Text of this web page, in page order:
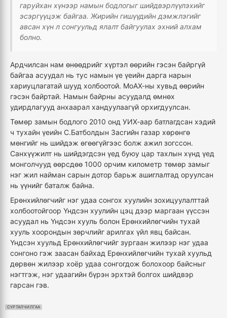
гаруйхан хүнээр намын бодлогыг шийдвэрлүүлэхийг
эсэргүүцэж байгаа. Жирийн гишүүдийн дэмжлэгийг
авсан хүн л сонгуульд ялалт байгуулах эхний алхам
болно.
Ардчилсан нам өнөөдрийг хүртэл өөрийн гэсэн байргүй
байгаа асуудал нь тус намын үе үеийн дарга нарын
хариуцлагатай шууд холбоотой. МоАХ-ны хувьд өөрийн
гэсэн байртай. Намын байрны асуудалд өмнөх
удирдлагууд анхаарал хандуулаагүй орхигдуулсан.
Төмөр замын бодлого 2010 онд УИХ-аар батлагдсан хэдий
ч тухайн үеийн С.Батболдын Засгийн газар хөрөнгө
мөнгийг нь шийдэж өгөөгүйгээс болж ажил зогссон.
Санхүүжилт нь шийдэгдсэн үед буюу цар тахлын хүнд үед
монголчууд өөрсдөө 1000 орчим километр төмөр замыг
нэг жил найман сарын дотор барьж ашиглалтад оруулсан
нь үүнийг баталж байна.
Ерөнхийлөгчийг нэг удаа сонгох хуулийн зохицуулалттай
холбоотойгоор Үндсэн хуулийн цэц дээр маргаан үүссэн
асуудал нь Үндсэн хууль болон Ерөнхийлөгчийн тухай
хууль хоорондын зөрчлийг арилгах үйл явц байсан.
Үндсэн хуульд Ерөнхийлөгчийг зургаан жилээр нэг удаа
сонгоно гэж заасан байхад Ерөнхийлөгчийн тухай хуульд
дөрвөн жилээр хоёр удаа сонгогдож болохоор байсныг
нэгтгэж, нэг удаагийн бүрэн эрхтэй болгох шийдвэр
гарсан гэв.
СУРТАЛЧИЛГАА